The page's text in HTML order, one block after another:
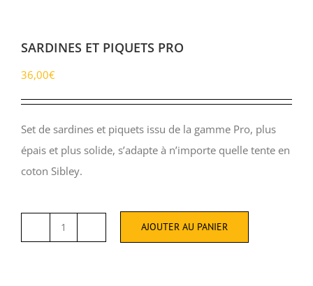
SARDINES ET PIQUETS PRO
36,00€
Set de sardines et piquets issu de la gamme Pro, plus
épais et plus solide, s’adapte à n’importe quelle tente en
coton Sibley.
AJOUTER AU PANIER